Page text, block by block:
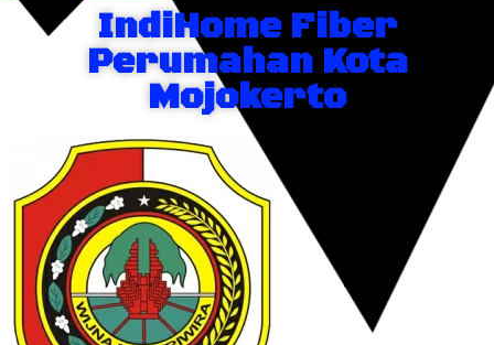
IndiHome Fiber
Perumahan Kota
Mojokerto